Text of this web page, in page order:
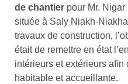
de chantier pour Mr.
située à Saly Niakh-
travaux de construction,
était de remettre en état
intérieurs et extérieurs afin
habitable et accueillante.